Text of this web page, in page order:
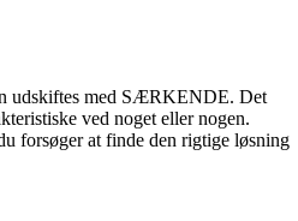
udskiftes med SÆRKENDE. Det
ved noget eller nogen.
forsøger at finde den rigtige løsning